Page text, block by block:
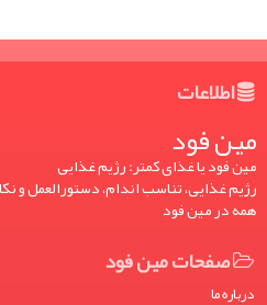
اطلاعات
مین فود
مین فود یا غذای کمتر: رژیم غذایی
رژیم غذایی، تناسب اندام، دستورالعمل و
همه در مین فود
صفحات مین فود
درباره ما